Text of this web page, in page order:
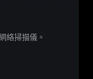
絡掃描儀。